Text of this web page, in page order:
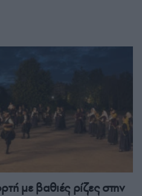
με βαθιές ρίζες στην